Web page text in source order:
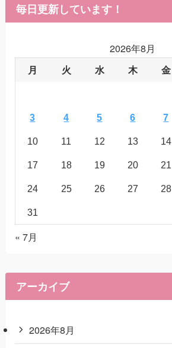
毎日更新しています！
2026年8月
月 火 水 木 金
3 4 5 6 7
10 11 12 13 14
17 18 19 20 21
24 25 26 27 28
31
« 7月
アーカイブ
2026年8月